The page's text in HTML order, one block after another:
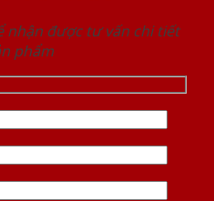
nhận được tư vấn chi tiết
phẩm